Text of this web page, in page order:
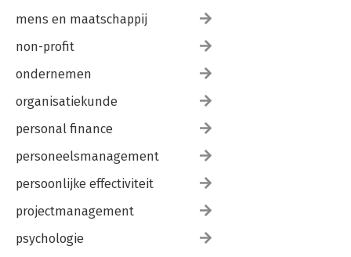
mens en maatschappij
non-profit
ondernemen
organisatiekunde
personal finance
personeelsmanagement
persoonlijke effectiviteit
projectmanagement
psychologie